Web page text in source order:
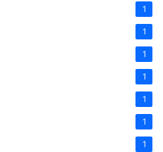
1
1
1
1
1
1
1